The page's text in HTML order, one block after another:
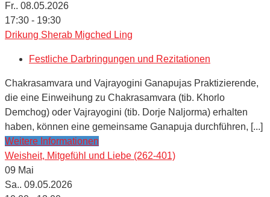
Fr.. 08.05.2026
17:30 - 19:30
Drikung Sherab Migched Ling
Festliche Darbringungen und Rezitationen
Chakrasamvara und Vajrayogini Ganapujas Praktizierende,
die eine Einweihung zu Chakrasamvara (tib. Khorlo
Demchog) oder Vajrayogini (tib. Dorje Naljorma) erhalten
haben, können eine gemeinsame Ganapuja durchführen, [...]
Weitere Informationen
Weisheit, Mitgefühl und Liebe (262-401)
09 Mai
Sa.. 09.05.2026